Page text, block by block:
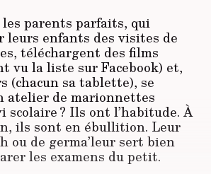
les parents parfaits, qui
leurs enfants des visites de
téléchargent des films
vu la liste sur Facebook) et,
(chacun sa tablette), se
atelier de marionnettes
scolaire ? Ils ont l’habitude. À
ils sont en ébullition. Leur
ou de germa’leur sert bien
les examens du petit.